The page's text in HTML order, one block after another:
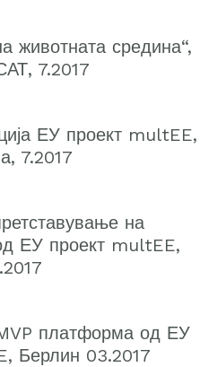
животната средина“,
7.2017
ЕУ проект multEE,
7.2017
на
ЕУ проект multEE,
платформа од ЕУ
Берлин 03.2017